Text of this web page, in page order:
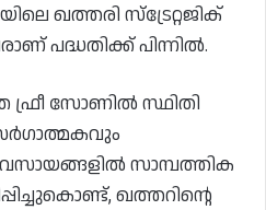
ഖത്തരി സ്ട്രേറ്റജിക്
പദ്ധതിക്ക് പിന്നിൽ.
സോണിൽ സ്ഥിതി
സാമ്പത്തിക
ഖത്തറിന്റെ